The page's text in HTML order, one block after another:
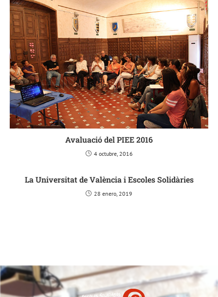
Avaluació del PIEE 2016
4 octubre, 2016
La Universitat de València i Escoles Solidàries
28 enero, 2019